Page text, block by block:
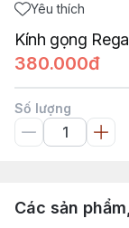
Yêu thích
Kính gọng
380.000đ
Số lượng
Các sản